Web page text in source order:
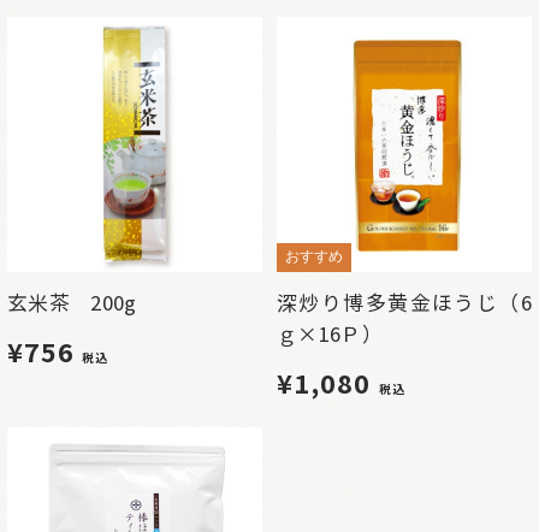
玄米茶 200g
¥756税込
おすすめ
深炒り博多黄金ほうじ（6
ｇ×16Ｐ）
¥1,080 税込